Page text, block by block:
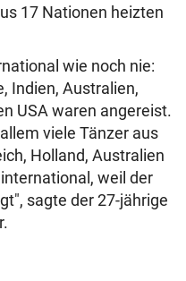
17 Nationen heizten
wie noch nie:
Indien, Australien,
USA waren angereist.
viele Tänzer aus
Holland, Australien
weil der
sagte der 27-jährige